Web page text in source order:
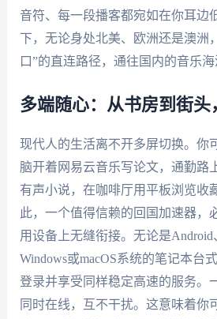
音符、每一段播客都宛如在你耳边
下，无论身处北美、欧洲还是澳洲
口”的直连路径，通往国内的音乐海
多端随心：从书房到街头
现代人的生活离不开多屏切换。你
脑开着网易云音乐写论文，通勤路
有声小说，在咖啡厅用平板浏览收
此，一个值得信赖的回国加速器，
用设备上无缝衔接。无论是
Windows或macOS系统的笔记本台
登录并享受同样稳定高速的服务。
同时在线，互不干扰。这意味着你